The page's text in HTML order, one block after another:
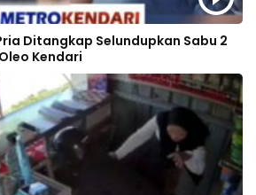
Ditangkap Selundupkan Sabu 2
Kendari